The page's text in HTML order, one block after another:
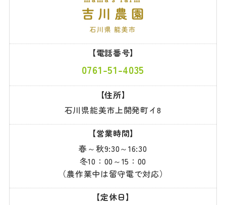
【電話番号】
0761-51-4035
【住所】
石川県能美市上開発町イ8
【営業時間】
春～秋9:30～16:30
冬10：00～15：00
（農作業中は留守電で対応）
【定休日】